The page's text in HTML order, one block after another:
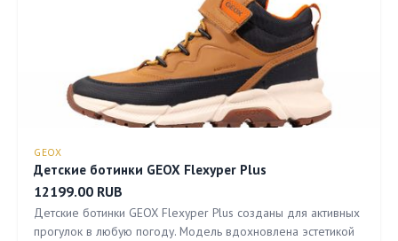
GEOX
Детские ботинки GEOX Flexyper Plus
12199.00 RUB
Детские ботинки GEOX Flexyper Plus созданы для активных
прогулок в любую погоду. Модель вдохновлена эстетикой